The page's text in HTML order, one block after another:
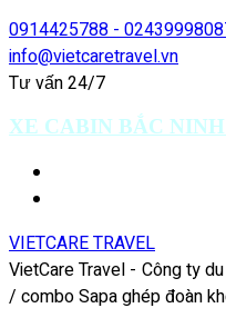
0914425788 -
info@vietcaretravel.vn
Tư vấn 24/7
XE CABIN BẮC NINH
VIETCARE TRAVEL
VietCare Travel - Công ty
/ combo Sapa ghép đoàn